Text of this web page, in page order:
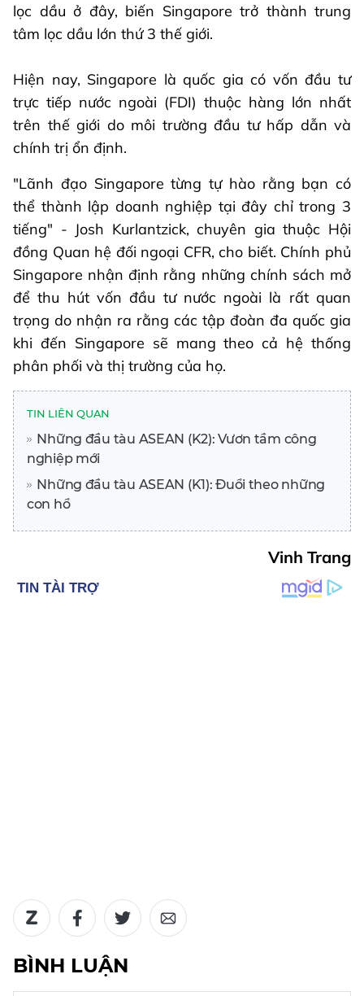
lọc dầu ở đây, biến Singapore trở thành trung
tâm lọc dầu lớn thứ 3 thế giới.
Hiện nay, Singapore là quốc gia có vốn đầu tư
trực tiếp nước ngoài (FDI) thuộc hàng lớn nhất
trên thế giới do môi trường đầu tư hấp dẫn và
chính trị ổn định.
"Lãnh đạo Singapore từng tự hào rằng bạn có
thể thành lập doanh nghiệp tại đây chỉ trong 3
tiếng" - Josh Kurlantzick, chuyên gia thuộc Hội
đồng Quan hệ đối ngoại CFR, cho biết. Chính phủ
Singapore nhận định rằng những chính sách mở
để thu hút vốn đầu tư nước ngoài là rất quan
trọng do nhận ra rằng các tập đoàn đa quốc gia
khi đến Singapore sẽ mang theo cả hệ thống
phân phối và thị trường của họ.
TIN LIÊN QUAN
Những đầu tàu ASEAN (K2): Vươn tầm công
nghiệp mới
Những đầu tàu ASEAN (K1): Đuổi theo những
con hổ
Vinh Trang
BÌNH LUẬN